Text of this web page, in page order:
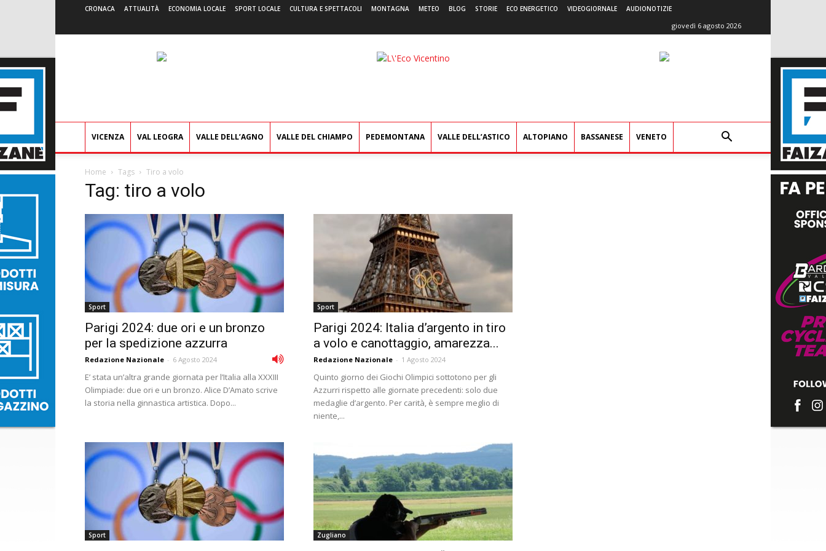
CRONACA ATTUALITÀ ECONOMIA LOCALE SPORT LOCALE CULTURA E SPETTACOLI MONTAGNA METEO BLOG STORIE ECO ENERGETICO VIDEOGIORNALE AUDIONOTIZIE
giovedì 6 agosto 2026
L'Eco
VICENZA VAL LEOGRA VALLE DELL’AGNO VALLE DEL CHIAMPO PEDEMONTANA VALLE DELL’ASTICO ALTOPIANO BASSANESE VENETO
Home Tags Tiro a volo
Tag: tiro a volo
Sport
Parigi 2024: due ori e un bronzo
per la spedizione azzurra
Redazione Nazionale - 6 Agosto 2024
E’ stata un’altra grande giornata per l’Italia alla XXXIII
Olimpiade: due ori e un bronzo. Alice D’Amato scrive
la storia nella ginnastica artistica. Dopo...
Sport
Parigi 2024: Italia d’argento in tiro
a volo e canottaggio, amarezza...
Redazione Nazionale - 1 Agosto 2024
Quinto giorno dei Giochi Olimpici sottotono per gli
Azzurri rispetto alle giornate precedenti: solo due
medaglie d’argento. Per carità, è sempre meglio di
niente,...
Sport Zugliano